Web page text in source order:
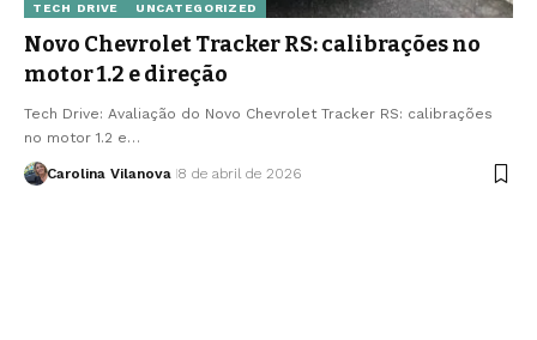
TECH DRIVE
UNCATEGORIZED
Novo Chevrolet Tracker RS: calibrações no
motor 1.2 e direção
Tech Drive: Avaliação do Novo Chevrolet Tracker RS: calibrações
no motor 1.2 e…
Carolina Vilanova 8 de abril de 2026